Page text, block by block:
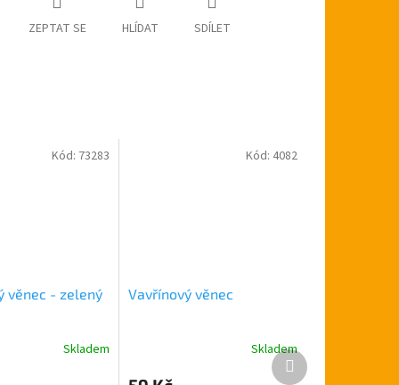
ZEPTAT SE HLÍDAT SDÍLET
věnec - zelený
Skladem
Kód: 73283
Vavřínový věnec
Skladem
Kód: 4082
Další
produkt